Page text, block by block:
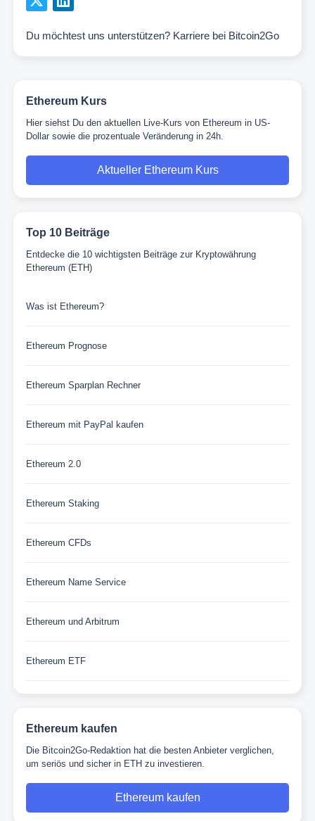
Du möchtest uns unterstützen? Karriere bei Bitcoin2Go
Ethereum Kurs
Hier siehst Du den aktuellen Live-Kurs von Ethereum in US-
Dollar sowie die prozentuale Veränderung in 24h.
Aktueller Ethereum Kurs
Top 10 Beiträge
Entdecke die 10 wichtigsten Beiträge zur Kryptowährung
Ethereum (ETH)
Was ist Ethereum?
Ethereum Prognose
Ethereum Sparplan Rechner
Ethereum mit PayPal kaufen
Ethereum 2.0
Ethereum Staking
Ethereum CFDs
Ethereum Name Service
Ethereum und Arbitrum
Ethereum ETF
Ethereum kaufen
Die Bitcoin2Go-Redaktion hat die besten Anbieter verglichen,
um seriös und sicher in ETH zu investieren.
Ethereum kaufen